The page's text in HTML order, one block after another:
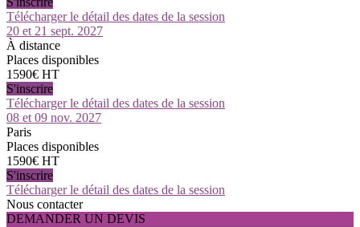
Télécharger le détail des dates de la session
20 et 21 sept. 2027
À distance
Places disponibles
1590€ HT
S'inscrire
Télécharger le détail des dates de la session
08 et 09 nov. 2027
Paris
Places disponibles
1590€ HT
S'inscrire
Télécharger le détail des dates de la session
Nous contacter
DEMANDER UN DEVIS